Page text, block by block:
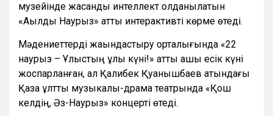
музейінде жасанды интеллект қолданылатын
«Ақылды Наурыз» атты интерактивті көрме өтеді.
Мәдениеттерді жақындастыру орталығында «22
наурыз – Ұлыстың ұлы күні!» атты ашық есік күні
жоспарланған, ал Қалибек Қуанышбаев атындағы
Қазақ ұлттық музыкалық-драма театрында «Қош
келдің, Әз-Наурыз» концерті өтеді.